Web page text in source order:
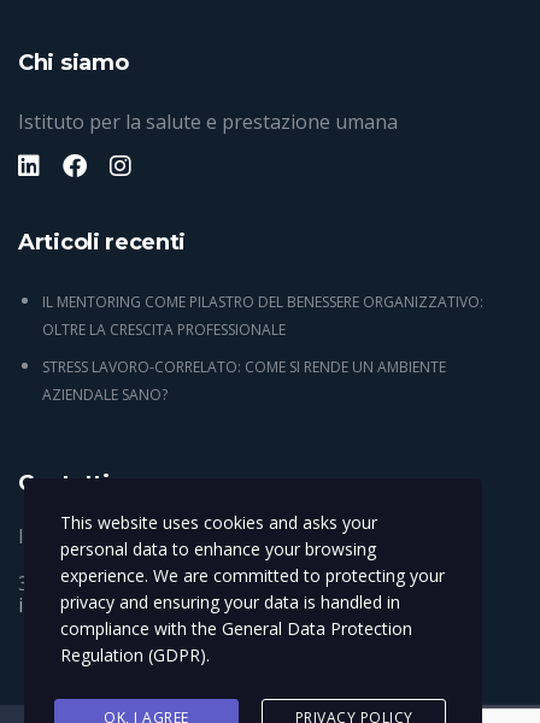
Chi siamo
Istituto per la salute e prestazione umana
Articoli recenti
IL MENTORING COME PILASTRO DEL BENESSERE ORGANIZZATIVO:
OLTRE LA CRESCITA PROFESSIONALE
STRESS LAVORO-CORRELATO: COME SI RENDE UN AMBIENTE
AZIENDALE SANO?
Contatti
Italy Via Alsazia 3 Padova 35014
346 121 4235
info@hhp.institute
This website uses cookies and asks your
personal data to enhance your browsing
experience. We are committed to protecting your
privacy and ensuring your data is handled in
compliance with the General Data Protection
Regulation (GDPR).
OK, I AGREE PRIVACY POLICY